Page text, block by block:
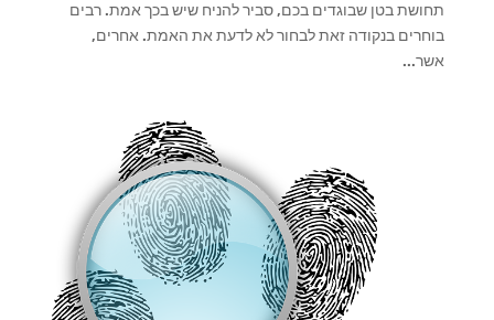
תחושת בטן שבוגדים בכם, סביר להניח שיש בכך אמת. רבים
בוחרים בנקודה זאת לבחור לא לדעת את האמת. אחרים,
אשר...